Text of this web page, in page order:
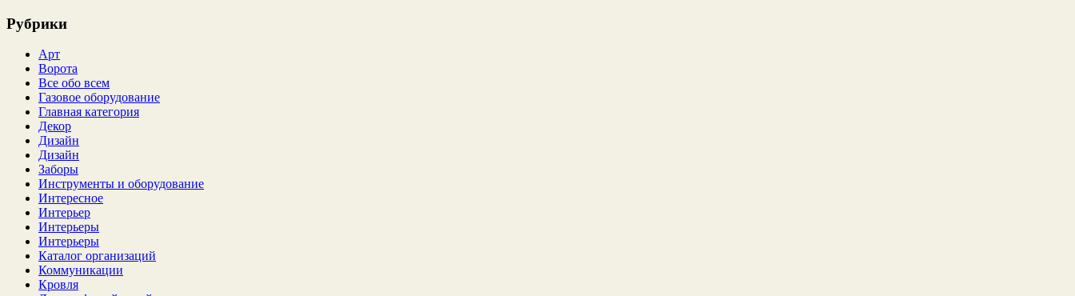
Рубрики
Арт
Ворота
Все обо всем
Газовое оборудование
Главная категория
Декор
Дизайн
Дизайн
Заборы
Инструменты и оборудование
Интересное
Интерьер
Интерьеры
Интерьеры
Каталог организаций
Коммуникации
Кровля